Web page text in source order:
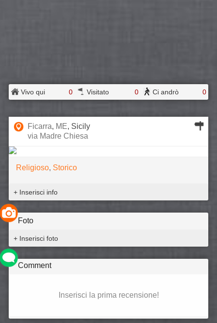
Vivo qui 0 Visitato 0 Ci andrò 0
Ficarra, ME, Sicily
via Madre Chiesa
Religioso, Storico
+ Inserisci info
Foto
+ Inserisci foto
Comment
Inserisci la prima recensione!